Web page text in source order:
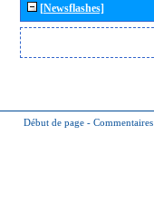
[Newsflashes]
Début de page - Commentaires